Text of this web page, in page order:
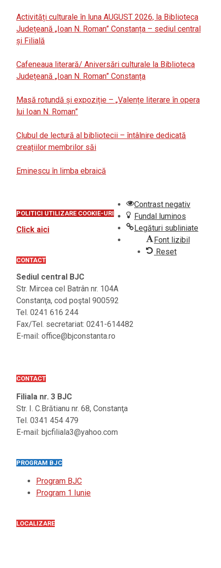
Activități culturale în luna AUGUST 2026, la Biblioteca
Județeană „Ioan N. Roman” Constanța – sediul central
și Filială
Cafeneaua literară/ Aniversări culturale la Biblioteca
Județeană „Ioan N. Roman” Constanța
Masă rotundă și expoziție – „Valențe literare în opera
lui Ioan N. Roman”
Clubul de lectură al bibliotecii – întâlnire dedicată
creațiilor membrilor săi
Eminescu în limba ebraică
POLITICI UTILIZARE COOKIE-URI
Click aici
CONTACT
Sediul central BJC
Str. Mircea cel Batrân nr. 104A
Constanţa, cod poştal 900592
Tel. 0241 616 244
Fax/Tel. secretariat: 0241-614482
E-mail: office@bjconstanta.ro
CONTACT
Filiala nr. 3 BJC
Str. I. C.Brătianu nr. 68, Constanţa
Tel. 0341 454 479
E-mail: bjcfiliala3@yahoo.com
PROGRAM BJC
Program BJC
Program 1 Iunie
LOCALIZARE
Contrast negativ
Fundal luminos
Legături subliniate
Font lizibil
Reset